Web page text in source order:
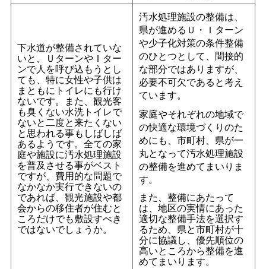
下水道が整備されていな
いと、ＵターンやＩター
ンで人を呼び込もうとし
ても、特に女性や子供は
まともにトイレにも行け
ないです。また、観光客
も臭くない水洗トイレで
ないと二度と来たくない
と思われる事もしばしば
あるようです。全ての家
庭や施設に汚水処理施設
を普及させる事がベスト
ですが、費用的な問題で
なかなか実行できないの
であれば、観光施設や都
会からの移住者が住むと
ころだけでも敷設すべき
ではないでしょうか。
汚水処理施設の整備は、
県が進めるＵ・Ｉターン
や少子化対策の条件整備
のひとつとして、間接的
な部分ではありますが、
必要不可欠であると考え
ています。
家庭やそれぞれの地域で
の快適な環境づくりのた
めにも、市町村、県が一
丸となって汚水処理施設
の整備を進めてまいりま
す。
また、整備にあたって
は、地区の実情にあった
適切な整備手法を選択す
るため、県と市町村が十
分に協議し、優先順位の
高いところから整備を進
めてまいります。